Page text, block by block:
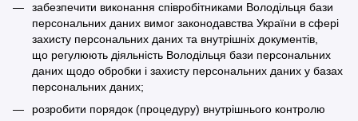
забезпечити виконання співробітниками Володільця бази
персональних даних вимог законодавства України в сфері
захисту персональних даних та внутрішніх документів,
що регулюють діяльність Володільця бази персональних
даних щодо обробки і захисту персональних даних у базах
персональних даних;
розробити порядок (процедуру) внутрішнього контролю